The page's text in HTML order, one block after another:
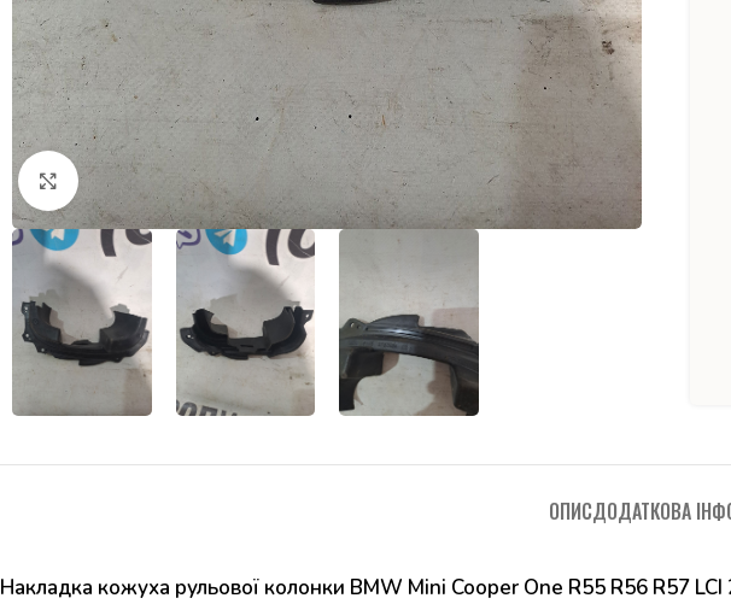
Натисніть, щоб збільшити
ОПИСДОДАТКОВА
Накладка кожуха рульової колонки BMW Mini Cooper One R55 R56 R57